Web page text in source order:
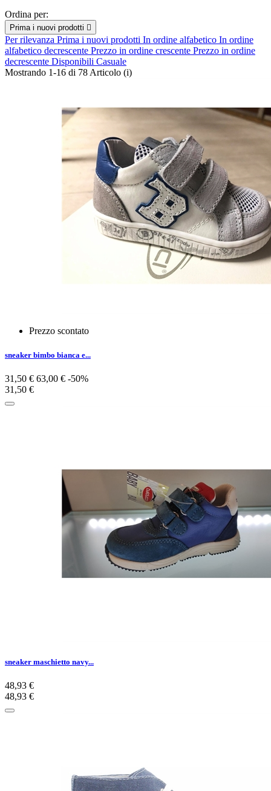
Ordina per:
Prima i nuovi prodotti 
Per rilevanza Prima i nuovi prodotti In ordine alfabetico In ordine
alfabetico decrescente Prezzo in ordine crescente Prezzo in ordine
decrescente Disponibili Casuale
Mostrando 1-16 di 78 Articolo (i)
Prezzo scontato
sneaker bimbo bianca e...
31,50 € 63,00 € -50%
31,50 €
sneaker maschietto navy...
48,93 €
48,93 €